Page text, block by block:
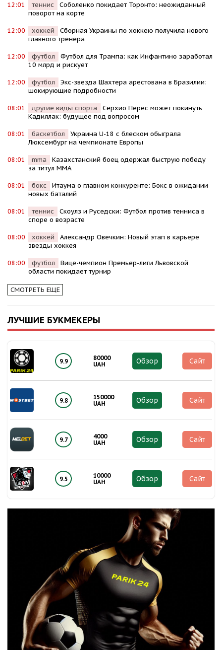
12:01 теннис
Соболенко покидает Торонто: неожиданный
поворот на корте
12:00 хоккей
Сборная Украины по хоккею получила нового
главного тренера
12:00 футбол
Футбол для Трампа: как Инфантино заработал
10 млрд и рискует
12:00 футбол
Экс-звезда Шахтера арестована в Бразилии:
шокирующие подробности
08:01 другие виды спорта
Серхио Перес может покинуть
Кадиллак: будущее под вопросом
08:01 баскетбол
Украина U-18 с блеском обыграла
Люксембург на чемпионате Европы
08:01 mma
Казахстанский боец одержал быструю победу
за титул MMA
08:01 бокс
Итаума о главном конкуренте: Бокс в ожидании
новых баталий
08:01 теннис
Скоулз и Руседски: Футбол против тенниса в
споре о возрасте
08:00 хоккей
Александр Овечкин: Новый этап в карьере
звезды хоккея
08:00 футбол
Вице-чемпион Премьер-лиги Львовской
области покидает турнир
СМОТРЕТЬ ЕЩЕ
ЛУЧШИЕ БУКМЕКЕРЫ
9.9
80000
UAH
Обзор Сайт
9.8
150000
UAH
Обзор Сайт
9.7
4000
UAH
Обзор Сайт
9.5
10000
UAH
Обзор Сайт